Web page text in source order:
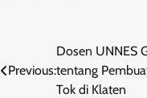
Navigasi
pos
Previous:
Dosen UNNES
tentang
Tok di Klaten